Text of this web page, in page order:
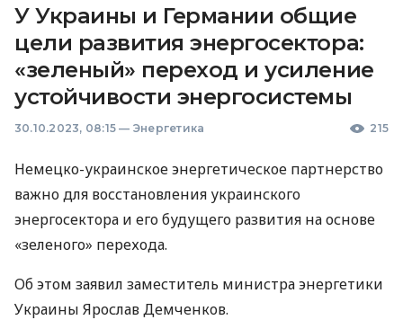
У Украины и Германии общие
цели развития энергосектора:
«зеленый» переход и усиление
устойчивости энергосистемы
30.10.2023, 08:15 — Энергетика 215
Немецко-украинское энергетическое партнерство
важно для восстановления украинского
энергосектора и его будущего развития на основе
«зеленого» перехода.
Об этом заявил заместитель министра энергетики
Украины Ярослав Демченков.